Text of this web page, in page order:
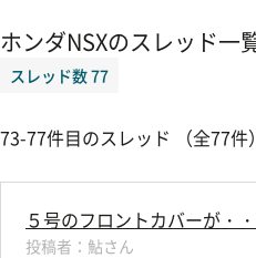
ホンダNSXのスレッド一
スレッド数 77
73-77件目のスレッド （全77件）
５号のフロントカバーが・・
鮎さん